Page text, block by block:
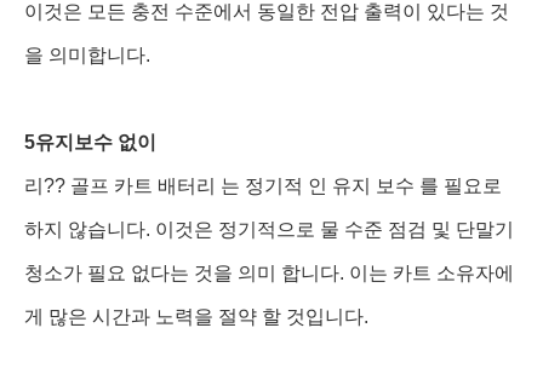
이것은 모든 충전 수준에서 동일한 전압 출력이 있다는 것
을 의미합니다.
5유지보수 없이
리?? 골프 카트 배터리 는 정기적 인 유지 보수 를 필요로
하지 않습니다. 이것은 정기적으로 물 수준 점검 및 단말기
청소가 필요 없다는 것을 의미 합니다. 이는 카트 소유자에
게 많은 시간과 노력을 절약 할 것입니다.